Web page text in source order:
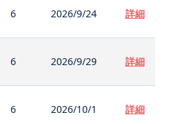
6 2026/9/24 詳細
6 2026/9/29 詳細
6 2026/10/1 詳細